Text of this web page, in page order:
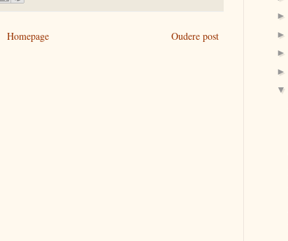
Oudere post
Homepage
►
►
►
►
▼